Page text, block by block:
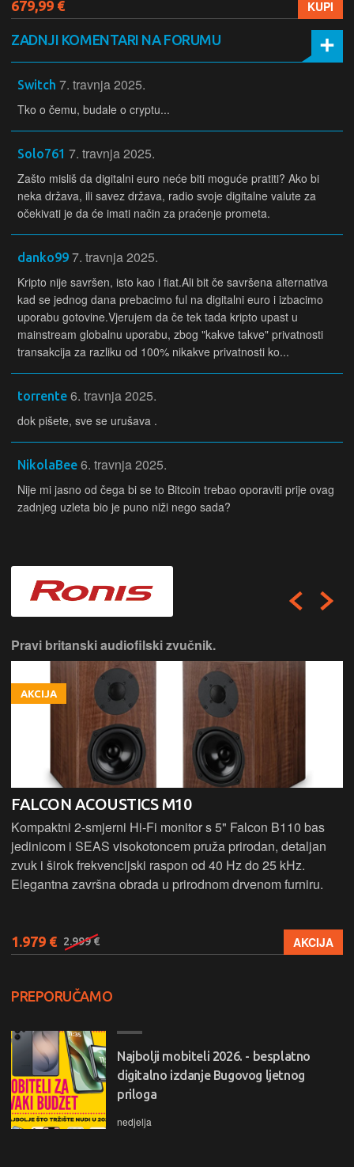
679,99 € KUPI
ZADNJI KOMENTARI NA FORUMU
Switch 7. travnja 2025.
Tko o čemu, budale o cryptu...
Solo761 7. travnja 2025.
Zašto misliš da digitalni euro neće biti moguće pratiti? Ako bi
neka država, ili savez država, radio svoje digitalne valute za
očekivati je da će imati način za praćenje prometa.
danko99 7. travnja 2025.
Kripto nije savršen, isto kao i fiat.Ali bit če savršena alternativa
kad se jednog dana prebacimo ful na digitalni euro i izbacimo
uporabu gotovine.Vjerujem da če tek tada kripto upast u
mainstream globalnu uporabu, zbog "kakve takve" privatnosti
transakcija za razliku od 100% nikakve privatnosti ko...
torrente 6. travnja 2025.
dok pišete, sve se urušava .
NikolaBee 6. travnja 2025.
Nije mi jasno od čega bi se to Bitcoin trebao oporaviti prije ovag
zadnjeg uzleta bio je puno niži nego sada?
Pravi britanski audiofilski zvučnik.
AKCIJA
FALCON ACOUSTICS M10
Kompaktni 2-smjerni Hi-Fi monitor s 5" Falcon B110 bas
jedinicom i SEAS visokotoncem pruža prirodan, detaljan
zvuk i širok frekvencijski raspon od 40 Hz do 25 kHz.
Elegantna završna obrada u prirodnom drvenom furniru.
1.979 € 2.999 € AKCIJA
PREPORUČAMO
Najbolji mobiteli 2026. - besplatno
digitalno izdanje Bugovog ljetnog
priloga
nedjelja